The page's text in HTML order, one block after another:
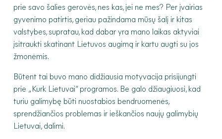
prie savo šalies gerovės, nes kas, jei ne mes? Per įvairias
gyvenimo patirtis, geriau pažindama mūsų šalį ir kitas
valstybes, supratau, kad dabar yra mano laikas aktyviai
įsitraukti skatinant Lietuvos augimą ir kartu augti su jos
žmonėmis.
Būtent tai buvo mano didžiausia motyvacija prisijungti
prie „Kurk Lietuvai“ programos. Be galo džiaugiuosi, kad
turiu galimybę būti nuostabios bendruomenės,
sprendžiančios problemas ir ieškančios naujų galimybių
Lietuvai, dalimi.